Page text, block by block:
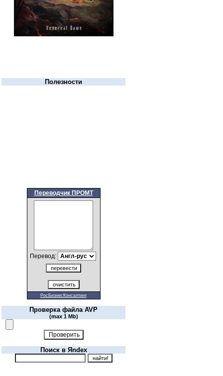
Полезности
Переводчик ПРОМТ
Перевод:
РосБизнесКонсалтинг
Проверка файла AVP
(max 1 Mb)
Поиск в Яndex